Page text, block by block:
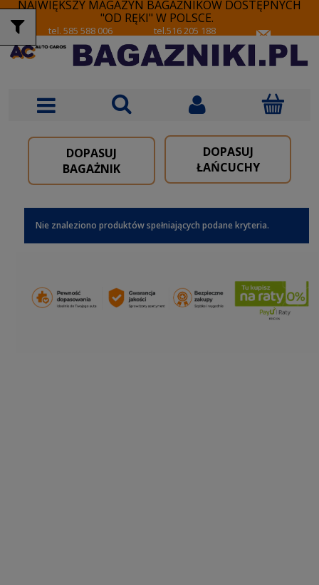
NAJWIĘKSZY MAGAZYN BAGAŻNIKÓW DOSTĘPNYCH
"OD RĘKI" W POLSCE.
tel. 585 588 006 tel.516 205 188
DOPASUJ
BAGAŻNIK
DOPASUJ
ŁAŃCUCHY
Nie znaleziono produktów spełniających podane kryteria.